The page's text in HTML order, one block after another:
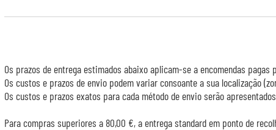
Os prazos de entrega estimados abaixo aplicam-se a encomendas pagas
Os custos e prazos de envio podem variar consoante a sua localização
Os custos e prazos exatos para cada método de envio serão
Para compras superiores a 80,00 €, a entrega standard em ponto de